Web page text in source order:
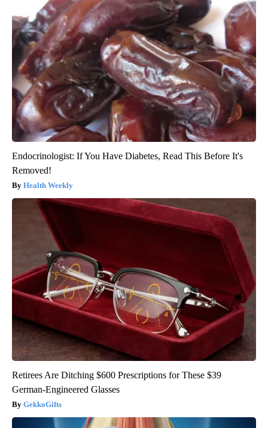
Endocrinologist: If You Have Diabetes, Read This Before It's
Removed!
Health Weekly
Retirees Are Ditching $600 Prescriptions for These $39
German-Engineered Glasses
GekkoGifts